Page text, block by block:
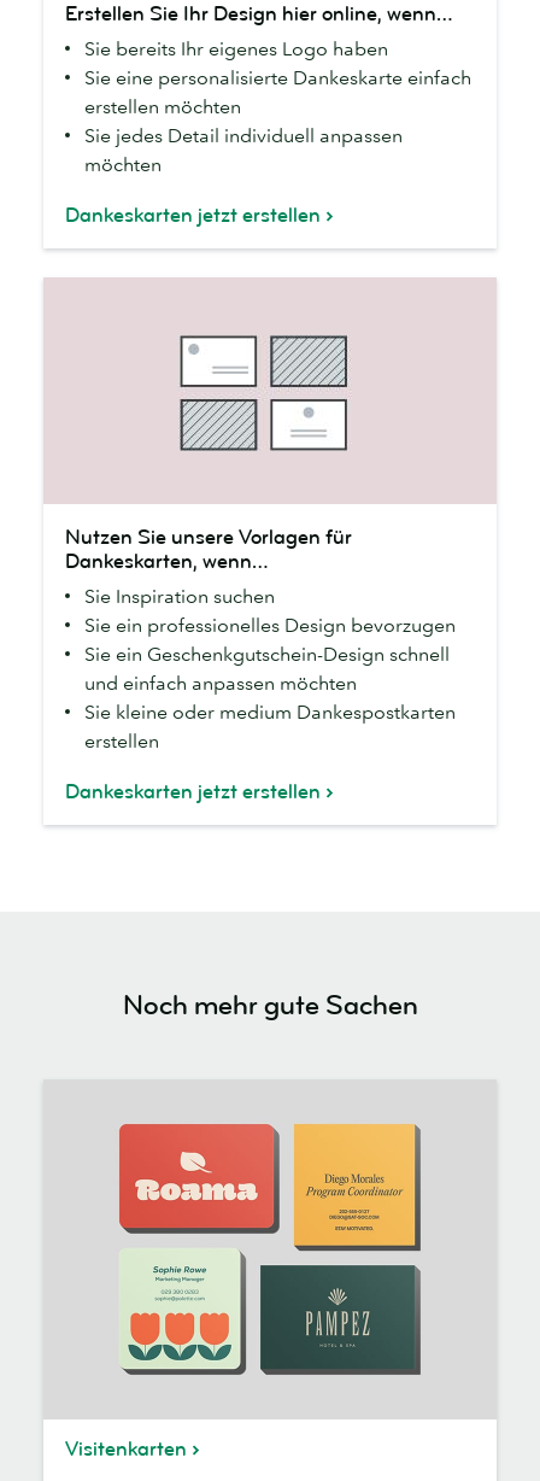
Sie
Design
online,
wenn…
Erstellen Sie Ihr Design hier online, wenn…
Sie bereits Ihr eigenes Logo haben
Sie eine personalisierte Dankeskarte einfach
erstellen möchten
Sie jedes Detail individuell anpassen
möchten
Dankeskarten jetzt erstellen
Sie
unsere
Vorlagen
für
Dankeskarten,
wenn…
Nutzen Sie unsere Vorlagen für
Dankeskarten, wenn…
Sie Inspiration suchen
Sie ein professionelles Design bevorzugen
Sie ein Geschenkgutschein-Design schnell
und einfach anpassen möchten
Sie kleine oder medium Dankespostkarten
erstellen
Dankeskarten jetzt erstellen
Noch mehr gute Sachen
Visitenkarten